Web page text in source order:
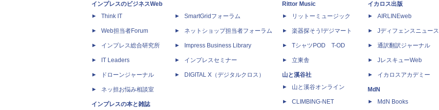
インプレスのビジネスWeb
Think IT
Web担当者Forum
インプレス総合研究所
IT Leaders
ドローンジャーナル
ネッ担お悩み相談室
インプレスの本と雑誌
SmartGridフォーラム
ネットショップ担当者フォーラム
Impress Business Library
インプレスセミナー
DIGITAL X（デジタルクロス）
Rittor Music
リットーミュージック
楽器探そう!デジマート
TシャツPOD T-OD
立東舎
山と溪谷社
山と溪谷オンライン
CLIMBING-NET
イカロス出版
AIRLINEweb
Jディフェンスニュース
通訳翻訳ジャーナル
JレスキューWeb
イカロスアカデミー
MdN
MdN Books